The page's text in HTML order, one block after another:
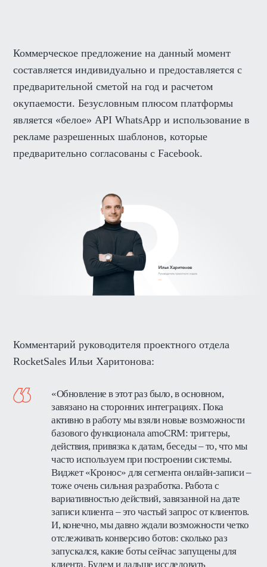
Коммерческое предложение на данный момент
составляется индивидуально и предоставляется с
предварительной сметой на год и расчетом
окупаемости. Безусловным плюсом платформы
является «белое» API WhatsApp и использование в
рекламе разрешенных шаблонов, которые
предварительно согласованы с Facebook.
Комментарий руководителя проектного отдела
RocketSales Ильи Харитонова:
«Обновление в этот раз было, в основном,
завязано на сторонних интеграциях. Пока
активно в работу мы взяли новые возможности
базового функционала amoCRM: триггеры,
действия, привязка к датам, беседы – то, что мы
часто используем при построении системы.
Виджет «Кронос» для сегмента онлайн-записи –
тоже очень сильная разработка. Работа с
вариативностью действий, завязанной на дате
записи клиента – это частый запрос от клиентов.
И, конечно, мы давно ждали возможности четко
отслеживать конверсию ботов: сколько раз
запускался, какие боты сейчас запущены для
клиента. Будем и дальше исследовать